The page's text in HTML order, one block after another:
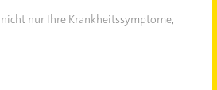
nur Ihre Krankheitssymptome,